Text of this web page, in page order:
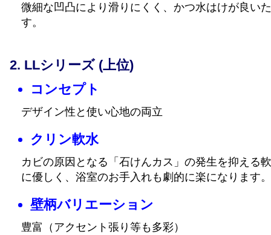
微細な凹凸により滑りにくく、かつ水はけが良い
す。
LLシリーズ (上位)
コンセプト
デザイン性と使い心地の両立
クリン軟水
カビの原因となる「石けんカス」の発生を抑える
に優しく、浴室のお手入れも劇的に楽になります。
壁柄バリエーション
豊富（アクセント張り等も多彩）